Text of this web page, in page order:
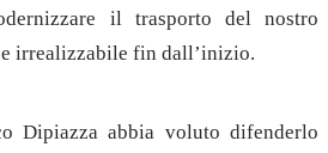
il trasporto del nostro
irrealizzabile fin dall’inizio.
Dipiazza abbia voluto difenderlo